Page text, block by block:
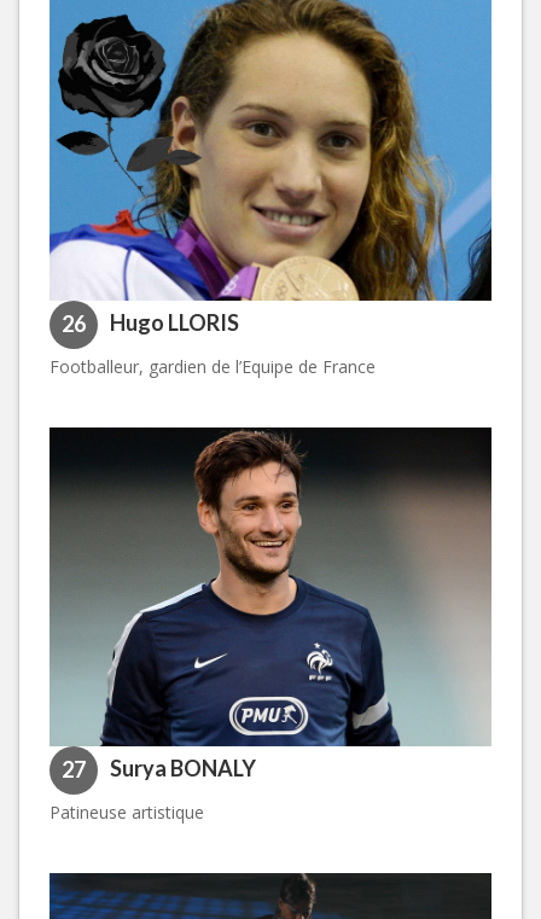
26 Hugo LLORIS
Footballeur, gardien de l’Equipe de France
27 Surya BONALY
Patineuse artistique